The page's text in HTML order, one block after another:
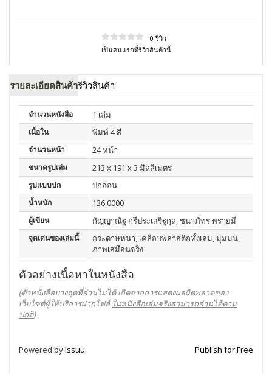
0 รีวิว
เป็นคนแรกที่รีวิวสินค้านี้
รายละเอียดสินค้ารีวิวสินค้า
จำนวนหนังสือ 1 เล่ม
เนื้อใน พิมพ์ 4 สี
จำนวนหน้า 24 หน้า
ขนาดรูปเล่ม 213 x 191 x 3 มิลลิเมตร
รูปแบบปก ปกอ่อน
น้ำหนัก 136.0000
ผู้เขียน กัญญาณัฐ กรีประเสริฐกุล, ชนาภัทร พรายมี
จุดเด่นของเล่มนี้
กระดาษหนา, เคลือบพลาสติกทั้งเล่ม, มุมมน,
ภาพเสมือนจริง
ตัวอย่างเนื้อหาในหนังสือ
(ตัวหนังสือบางจุดที่อ่านไม่ได้ เกิดจากการแสดงผลผิดพลาดของ
เว็บไซต์ผู้ให้บริการฝากไฟล์ ในหนังสือเล่มจริงสามารถอ่านได้ตาม
ปกติ)
Powered byIssuu Publish for Free